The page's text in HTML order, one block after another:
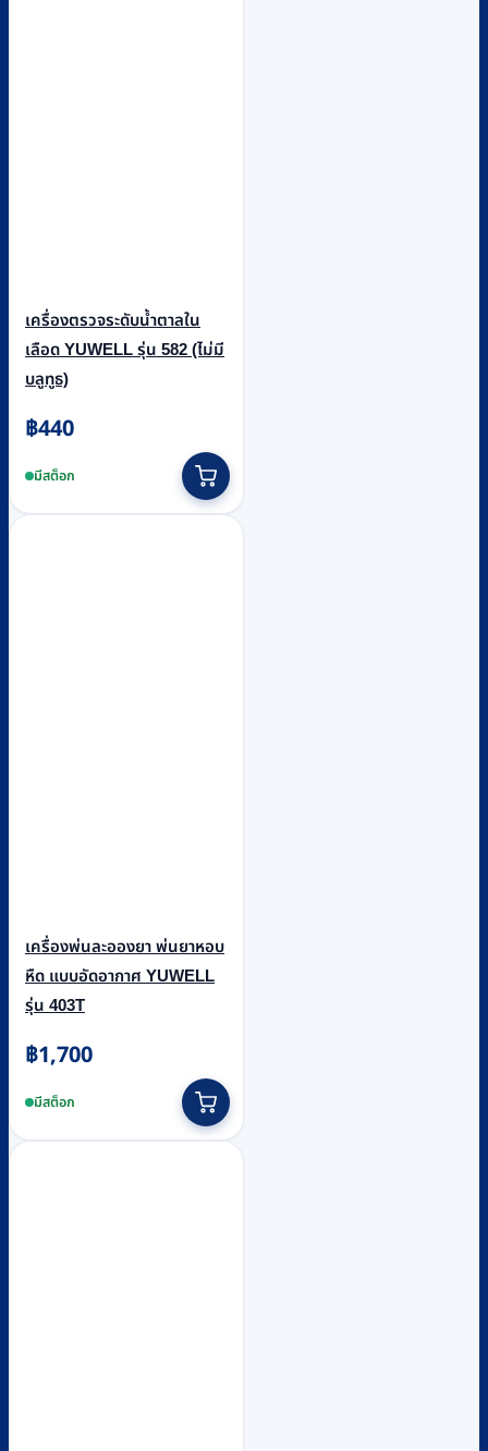
เครื่องตรวจระดับน้ำตาลใน
เลือด YUWELL รุ่น 582 (ไม่มี
บลูทูธ)
฿440
มีสต็อก
เครื่องพ่นละอองยา พ่นยาหอบ
หืด แบบอัดอากาศ YUWELL
รุ่น 403T
฿1,700
มีสต็อก